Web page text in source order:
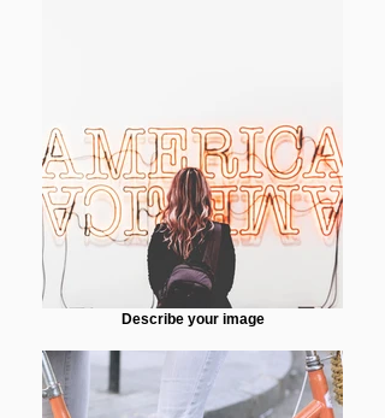
Describe your image